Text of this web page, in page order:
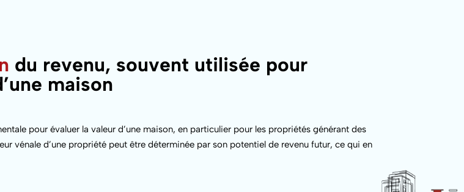
du revenu, souvent utilisée pour
maison
pour évaluer la valeur d’une maison, en particulier pour les propriétés générant des
vénale d’une propriété peut être déterminée par son potentiel de revenu futur, ce qui en